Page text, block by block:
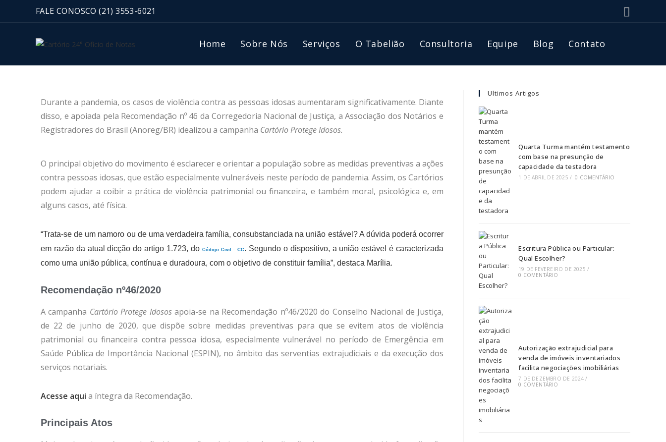
FALE CONOSCO(21) 3553-6021
Home Sobre Nós Serviços O Tabelião Consultoria Equipe Blog Contato
Durante a pandemia, os casos de violência contra as pessoas idosas aumentaram significativamente. Diante
disso, e apoiada pela Recomendação nº 46 da Corregedoria Nacional de Justiça, a Associação dos Notários e
Registradores do Brasil (Anoreg/BR) idealizou a campanha Cartório Protege Idosos.
O principal objetivo do movimento é esclarecer e orientar a população sobre as medidas preventivas a ações
contra pessoas idosas, que estão especialmente vulneráveis neste período de pandemia. Assim, os Cartórios
podem ajudar a coibir a prática de violência patrimonial ou financeira, e também moral, psicológica e, em
alguns casos, até física.
“Trata-se de um namoro ou de uma verdadeira família, consubstanciada na união estável? A dúvida poderá ocorrer
em razão da atual dicção do artigo 1.723, do Código Civil – CC . Segundo o dispositivo, a união estável é caracterizada
como uma união pública, contínua e duradoura, com o objetivo de constituir família”, destaca Marília.
Recomendação nº46/2020
A campanha Cartório Protege Idososapoia-se na Recomendação nº46/2020 do Conselho Nacional de Justiça,
de 22 de junho de 2020, que dispõe sobre medidas preventivas para que se evitem atos de violência
patrimonial ou financeira contra pessoa idosa, especialmente vulnerável no período de Emergência em
Saúde Pública de Importância Nacional (ESPIN), no âmbito das serventias extrajudiciais e da execução dos
serviços notariais.
Acesse aqui a íntegra da Recomendação.
Principais Atos
Ultimos Artigos
Quarta Turma mantém testamento
com base na presunção de
capacidade da testadora
1 DE ABRIL DE 2025 / 0 COMENTÁRIO
Escritura Pública ou Particular:
Qual Escolher?
19 DE FEVEREIRO DE 2025 /
0 COMENTÁRIO
Autorização extrajudicial para
venda de imóveis inventariados
facilita negociações imobiliárias
7 DE DEZEMBRO DE 2024 /
0 COMENTÁRIO